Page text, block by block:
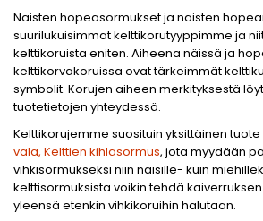
Naisten hopeasormukset ja naisten
suurilukuisimmat kelttikorutyyppimme ja
kelttikoruista eniten. Aiheena näissä ja
kelttikorvakoruissa ovat tärkeimmät
symbolit. Korujen aiheen merkityksestä
tuotetietojen yhteydessä.
Kelttikorujemme suosituin yksittäinen tuote
vala, Kelttien kihlasormus, jota myydään
vihkisormukseksi niin naisille- kuin
kelttisormuksista voikin tehdä
yleensä etenkin vihkikoruihin halutaan.